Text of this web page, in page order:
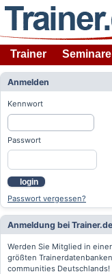
Trainer Seminare
Anmelden
Kennwort
Passwort
login
Passwort vergessen?
Anmeldung bei Trainer.de
Werden Sie Mitglied in
größten
communities Deutschlands!